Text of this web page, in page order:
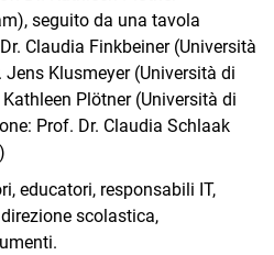
seguito da una tavola
Claudia Finkbeiner (Università
Jens Klusmeyer (Università di
Plötner (Università di
Prof. Dr. Claudia Schlaak
educatori, responsabili IT,
scolastica,